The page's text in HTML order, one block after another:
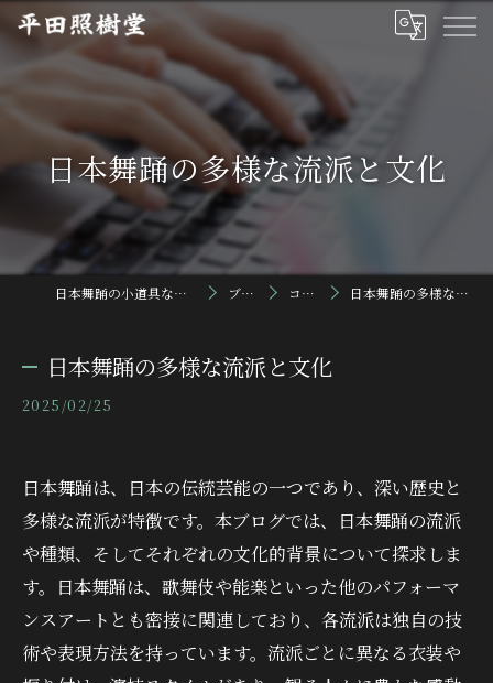
日本舞踊の多様な流派と文化
日本舞踊の小道具なら平田照樹堂 ブログ コラム 日本舞踊の多様な流派と文化
日本舞踊の多様な流派と文化
2025/02/25
日本舞踊は、日本の伝統芸能の一つであり、深い歴史と
多様な流派が特徴です。本ブログでは、日本舞踊の流派
や種類、そしてそれぞれの文化的背景について探求しま
す。日本舞踊は、歌舞伎や能楽といった他のパフォーマ
ンスアートとも密接に関連しており、各流派は独自の技
術や表現方法を持っています。流派ごとに異なる衣装や